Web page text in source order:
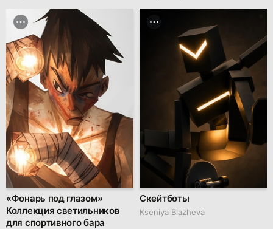
«Фонарь под глазом»
Коллекция светильников
для спортивного бара
Скейтботы
Kseniya Blazheva